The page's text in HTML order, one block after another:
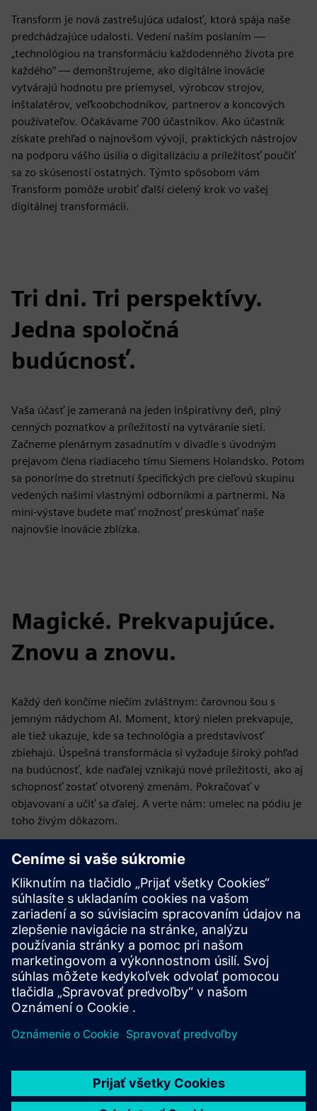
Transform je nová zastrešujúca udalosť, ktorá spája naše
predchádzajúce udalosti. Vedení naším poslaním —
„technológiou na transformáciu každodenného života pre
každého“ — demonštrujeme, ako digitálne inovácie
vytvárajú hodnotu pre priemysel, výrobcov strojov,
inštalatérov, veľkoobchodníkov, partnerov a koncových
používateľov. Očakávame 700 účastníkov. Ako účastník
získate prehľad o najnovšom vývoji, praktických nástrojov
na podporu vášho úsilia o digitalizáciu a príležitosť poučiť
sa zo skúseností ostatných. Týmto spôsobom vám
Transform pomôže urobiť ďalší cielený krok vo vašej
digitálnej transformácii.
Tri dni. Tri perspektívy.
Jedna spoločná
budúcnosť.
Vaša účasť je zameraná na jeden inšpiratívny deň, plný
cenných poznatkov a príležitostí na vytváranie sietí.
Začneme plenárnym zasadnutím v divadle s úvodným
prejavom člena riadiaceho tímu Siemens Holandsko. Potom
sa ponoríme do stretnutí špecifických pre cieľovú skupinu
vedených našimi vlastnými odborníkmi a partnermi. Na
mini-výstave budete mať možnosť preskúmať naše
najnovšie inovácie zblízka.
Magické. Prekvapujúce.
Znovu a znovu.
Každý deň končíme niečím zvláštnym: čarovnou šou s
jemným nádychom AI. Moment, ktorý nielen prekvapuje,
ale tiež ukazuje, kde sa technológia a predstavivosť
zbiehajú. Úspešná transformácia si vyžaduje široký pohľad
na budúcnosť, kde naďalej vznikajú nové príležitosti, ako aj
schopnosť zostať otvorený zmenám. Pokračovať v
objavovaní a učiť sa ďalej. A verte nám: umelec na pódiu je
toho živým dôkazom.
Rozumieme výzvam, ktorým čelíte, a máme technológie a
odborné znalosti, aby sme ich spoločne zvládli.
Registrovaťtu na základe vašej úlohy,a zabezpečíme,
že sa zúčastníte stretnutia, ktoré najlepšie zodpovedá vašej
praxi a ambíciám.
Spoločne urobíme ďalší krok do digitálnej
budúcnosti.